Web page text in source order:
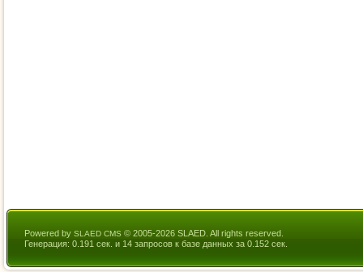
Powered by SLAED CMS © 2005-2026 SLAED. All rights reserved.
Генерация: 0.191 сек. и 14 запросов к базе данных за 0.152 сек.